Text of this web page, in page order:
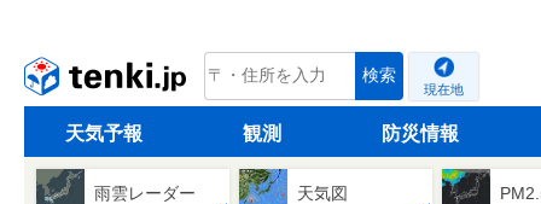
tenki.jp 検索
現在地
天気予報 観測 防災情報
雨雲レーダー 天気図